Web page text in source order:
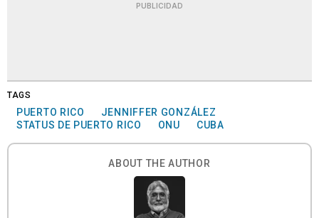
PUBLICIDAD
TAGS
PUERTO RICO
JENNIFFER GONZÁLEZ
STATUS DE PUERTO RICO
ONU CUBA
ABOUT THE AUTHOR